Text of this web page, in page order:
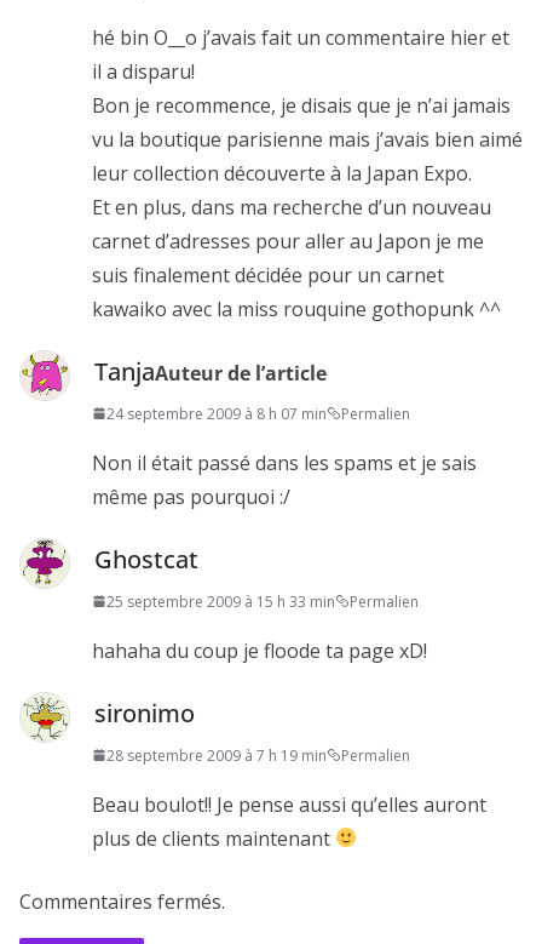
hé bin O__o j’avais fait un commentaire hier et
il a disparu!
Bon je recommence, je disais que je n’ai jamais
vu la boutique parisienne mais j’avais bien aimé
leur collection découverte à la Japan Expo.
Et en plus, dans ma recherche d’un nouveau
carnet d’adresses pour aller au Japon je me
suis finalement décidée pour un carnet
kawaiko avec la miss rouquine gothopunk ^^
TanjaAuteur de l’article
24 septembre 2009 à 8 h 07 min Permalien
Non il était passé dans les spams et je sais
même pas pourquoi :/
Ghostcat
25 septembre 2009 à 15 h 33 min Permalien
hahaha du coup je floode ta page xD!
sironimo
28 septembre 2009 à 7 h 19 min Permalien
Beau boulot!! Je pense aussi qu’elles auront
plus de clients maintenant
Commentaires fermés.